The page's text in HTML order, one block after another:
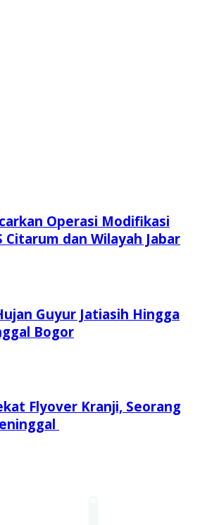
Operasi Modifikasi
Citarum dan Wilayah Jabar
Guyur Jatiasih Hingga
Bogor
Flyover Kranji, Seorang